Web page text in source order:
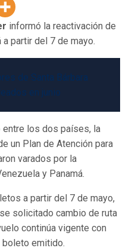
informó la reactivación de
partir del 7 de mayo.
de Santa Bárbara
en junio
entre los dos países, la
un Plan de Atención para
varados por la
y Panamá.
a partir del 7 de mayo,
solicitado cambio de ruta
continúa vigente con
emitido.